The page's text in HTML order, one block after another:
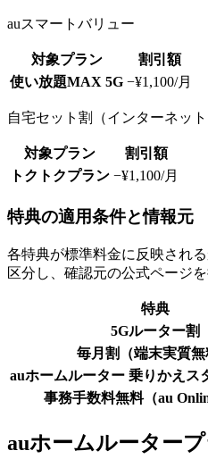
auスマートバリュー
対象プラン
割引額
使い放題MAX 5G −¥1,100/月
自宅セット割（インターネット
対象プラン
割引額
トクトクプラン −¥1,100/月
特典の適用条件と情報元
各特典が標準料金に反映され
区分し、確認元の公式ページを
特典
5Gルーター割
毎月割（端末実質無
auホームルーター 乗りかえス
事務手数料無料（au
auホームルーター